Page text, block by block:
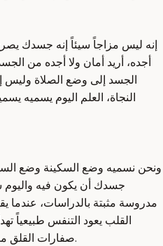
إنه ليس مزاجاً سيئاً إنه جسدك يصرخ
أجده، أريد أمان ولا أجده من
الجسد إلى وضع الصلاة وليس
النجاة، العلم اليوم يسميه
ونحن نسميه وضع السكينة وضع
جسدك أن يكون فيه واليوم
مدروسة مثبتة بالدراسات،
القلب يعود التنفس طبيعياً
صفارات القلق من عقلك ويعود النوم بلا حرب ليلية.